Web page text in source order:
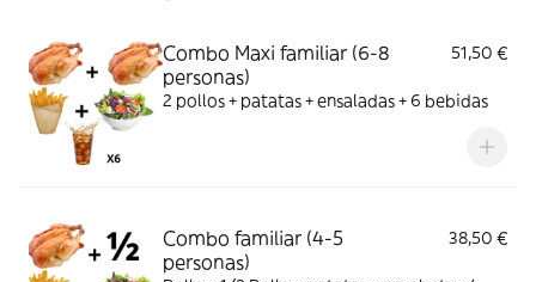
Combo Maxi familiar (6-8
personas)
51,50 €
2 pollos + patatas + ensaladas + 6 bebidas
Combo familiar (4-5
personas)
38,50 €